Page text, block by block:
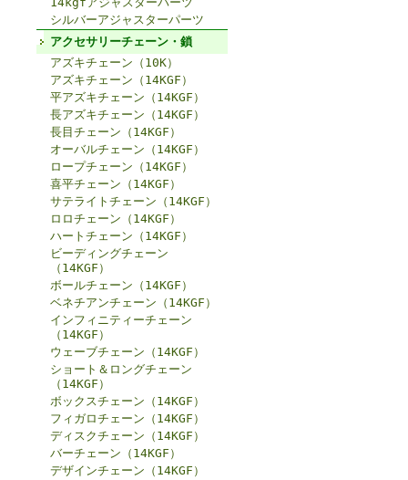
シルバーアジャスターパーツ
アクセサリーチェーン・鎖
アズキチェーン（10K）
アズキチェーン（14KGF）
平アズキチェーン（14KGF）
長アズキチェーン（14KGF）
長目チェーン（14KGF）
オーバルチェーン（14KGF）
ロープチェーン（14KGF）
喜平チェーン（14KGF）
サテライトチェーン（14KGF）
ロロチェーン（14KGF）
ハートチェーン（14KGF）
ビーディングチェーン
（14KGF）
ボールチェーン（14KGF）
ベネチアンチェーン（14KGF）
インフィニティーチェーン
（14KGF）
ウェーブチェーン（14KGF）
ショート＆ロングチェーン
（14KGF）
ボックスチェーン（14KGF）
フィガロチェーン（14KGF）
ディスクチェーン（14KGF）
バーチェーン（14KGF）
デザインチェーン（14KGF）